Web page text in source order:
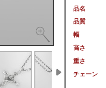
品名
品質
幅
高さ
重さ
チェーン